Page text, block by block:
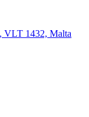
VLT 1432, Malta